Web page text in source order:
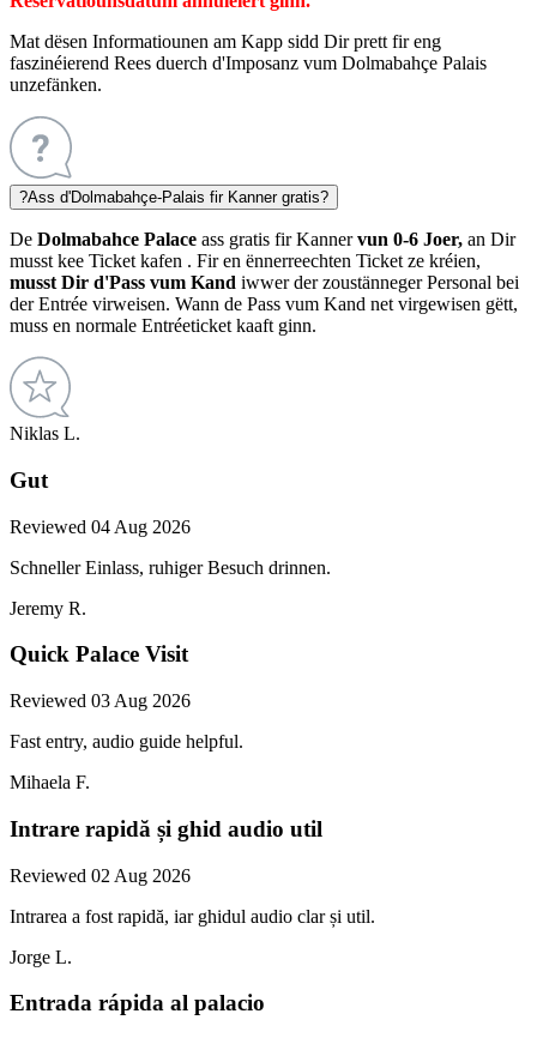
Mat dësen Informatiounen am Kapp sidd Dir prett fir eng
faszinéierend Rees duerch d'Imposanz vum Dolmabahçe Palais
unzefänken.
?Ass d'Dolmabahçe-Palais fir Kanner gratis?
De Dolmabahce Palace ass gratis fir Kannervun 0-6 Joer, an Dir
musst kee Ticket kafen . Fir en ënnerreechten Ticket ze kréien,
musst Dir d'Pass vum Kand iwwer der zoustänneger Personal bei
der Entrée virweisen. Wann de Pass vum Kand net virgewisen gëtt,
muss en normale Entréeticket kaaft ginn.
Niklas L.
Gut
Reviewed 04 Aug 2026
Schneller Einlass, ruhiger Besuch drinnen.
Jeremy R.
Quick Palace Visit
Reviewed 03 Aug 2026
Fast entry, audio guide helpful.
Mihaela F.
Intrare rapidă și ghid audio util
Reviewed 02 Aug 2026
Intrarea a fost rapidă, iar ghidul audio clar și util.
Jorge L.
Entrada rápida al palacio